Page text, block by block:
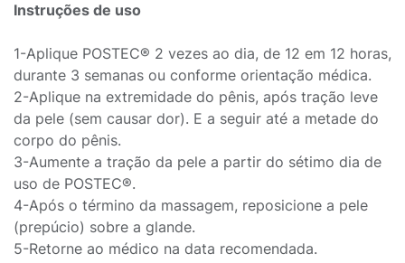
Instruções de uso
1-Aplique POSTEC® 2 vezes ao dia, de 12 em 12 horas,
durante 3 semanas ou conforme orientação médica.
2-Aplique na extremidade do pênis, após tração leve
da pele (sem causar dor). E a seguir até a metade do
corpo do pênis.
3-Aumente a tração da pele a partir do sétimo dia de
uso de POSTEC®.
4-Após o término da massagem, reposicione a pele
(prepúcio) sobre a glande.
5-Retorne ao médico na data recomendada.